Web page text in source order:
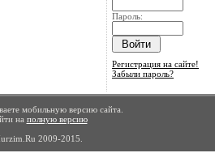
Пароль:
Регистрация на сайте!
Забыли пароль?
мобильную версию сайта.
на полную версию
2009-2015.